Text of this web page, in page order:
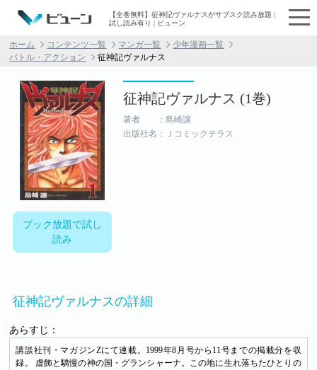
【全巻無料】征神記ヴァルナスがサブスク読み放題 |
試し読み有り | ビューン
ホーム コンテンツ一覧 マンガ一覧
少年漫画一覧
バトル・アクション
征神記ヴァルナス
ブック放題で試し
読み
征神記ヴァルナス (1巻)
著者 ：島崎譲
出版社名：Ｊコミックテラス
征神記ヴァルナスの詳細
あらすじ：
講談社刊・マガジンZにて連載。1999年8月号から11号までの掲載分を収
録。 虚飾と驕慢の神の国・グランシャーナ。この地に生れ落ちたひとりの